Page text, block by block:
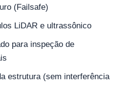
(Failsafe)
LiDAR e ultrassônico
para inspeção de
estrutura (sem interferência